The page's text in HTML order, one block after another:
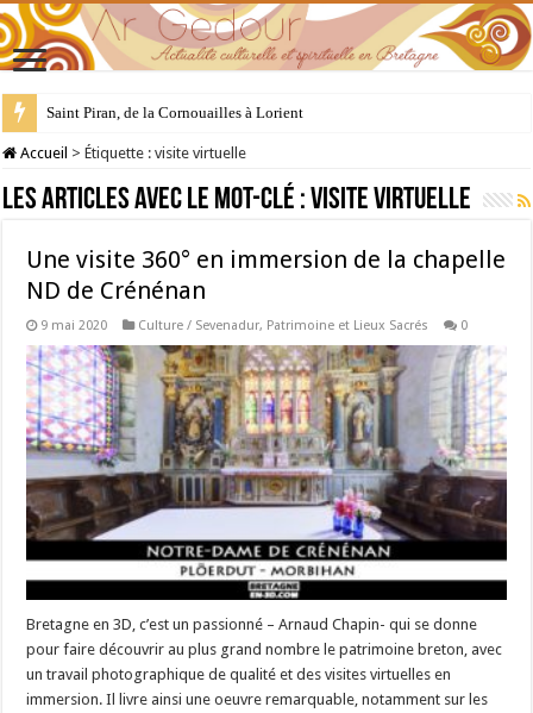
Saint Piran, de la Cornouailles à Lorient
Accueil > Étiquette :visite virtuelle
Les articles avec le mot-clé :visite virtuelle
Une visite 360° en immersion de la chapelle
ND de Crénénan
9 mai 2020 Culture / Sevenadur, Patrimoine et Lieux Sacrés 0
Bretagne en 3D, c’est un passionné – Arnaud Chapin- qui se donne
pour faire découvrir au plus grand nombre le patrimoine breton, avec
un travail photographique de qualité et des visites virtuelles en
immersion. Il livre ainsi une oeuvre remarquable, notamment sur les